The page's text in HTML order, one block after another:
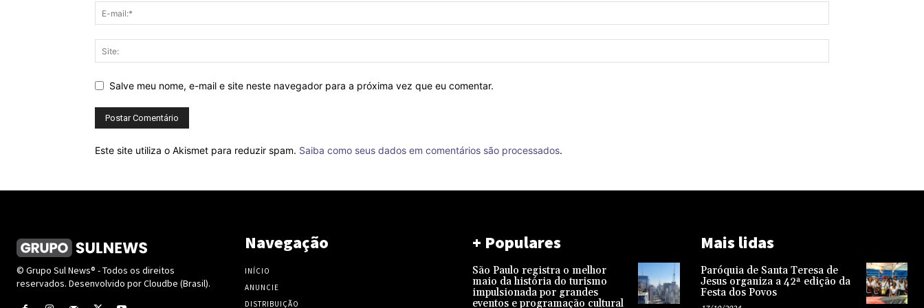
Salve meu nome, e-mail e site neste navegador para a próxima vez que eu comentar.
Este site utiliza o Akismet para reduzir spam. Saiba como seus dados em comentários são processados.
© Grupo Sul News® - Todos os direitos
reservados. Desenvolvido por Cloudbe (Brasil).
Navegação
INÍCIO
ANUNCIE
DISTRIBUIÇÃO
+ Populares
São Paulo registra o melhor
maio da história do turismo
impulsionada por grandes
eventos e programação cultural
Mais lidas
Paróquia de Santa Teresa de
Jesus organiza a 42ª edição da
Festa dos Povos